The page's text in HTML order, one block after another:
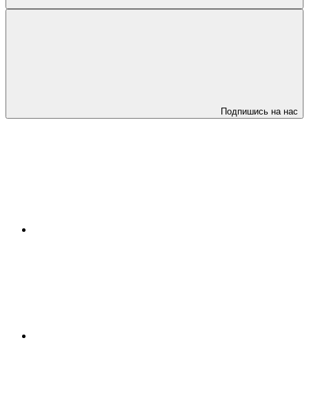
Подпишись на нас